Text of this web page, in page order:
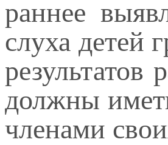
раннее
слуха детей
результатов
должны
членами